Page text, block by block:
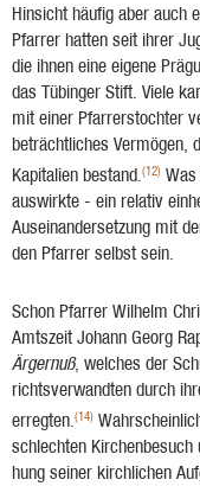
Hinsicht häufig aber auch
Pfar­rer hatten seit ihrer
die ihnen eine eigene
das Tübinger Stift. Viele
mit einer Pfarrerstochter
beträchtli­ches Vermögen,
Kapitalien bestand.(12)
auswirkte - ein relativ
Auseinandersetzung mit
den Pfarrer selbst sein.
Schon Pfarrer Wilhelm
Amtszeit Johann Georg
Ärgernuß, welches der
richtsverwandten durch
er­regten.(14)
schlechten
hung seiner kirchlichen